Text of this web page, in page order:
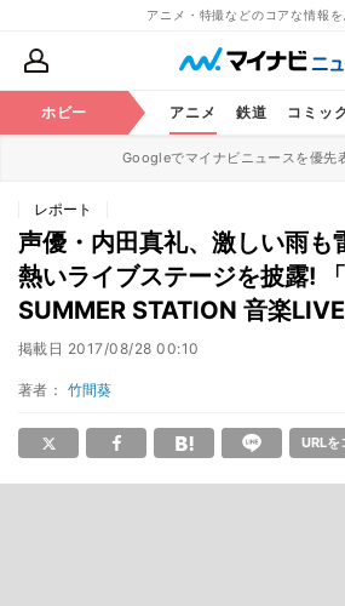
アニメ・特撮などのコアな情報を
ホビー アニメ 鉄道 コミッ
Googleでマイナビニュースを優先
レポート
声優・内田真礼、激しい雨も
熱いライブステージを披露!
SUMMER STATION 音楽LIVE
掲載日 2017/08/28 00:10
著者： 竹間葵
URLを